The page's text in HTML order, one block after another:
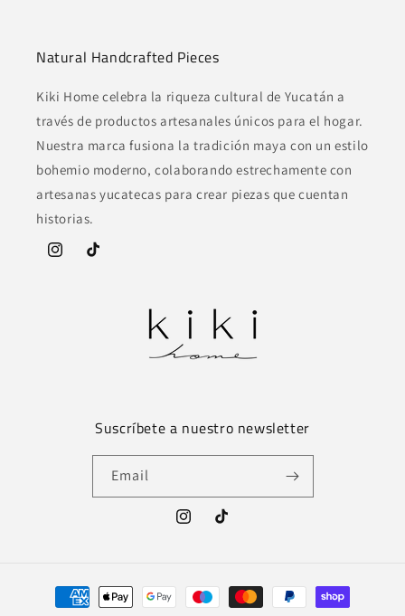
Natural Handcrafted Pieces
Kiki Home celebra la riqueza cultural de Yucatán a
través de productos artesanales únicos para el hogar.
Nuestra marca fusiona la tradición maya con un estilo
bohemio moderno, colaborando estrechamente con
artesanas yucatecas para crear piezas que cuentan
historias.
InstagramTikTok
Suscríbete a nuestro newsletter
Email
InstagramTikTok
Payment